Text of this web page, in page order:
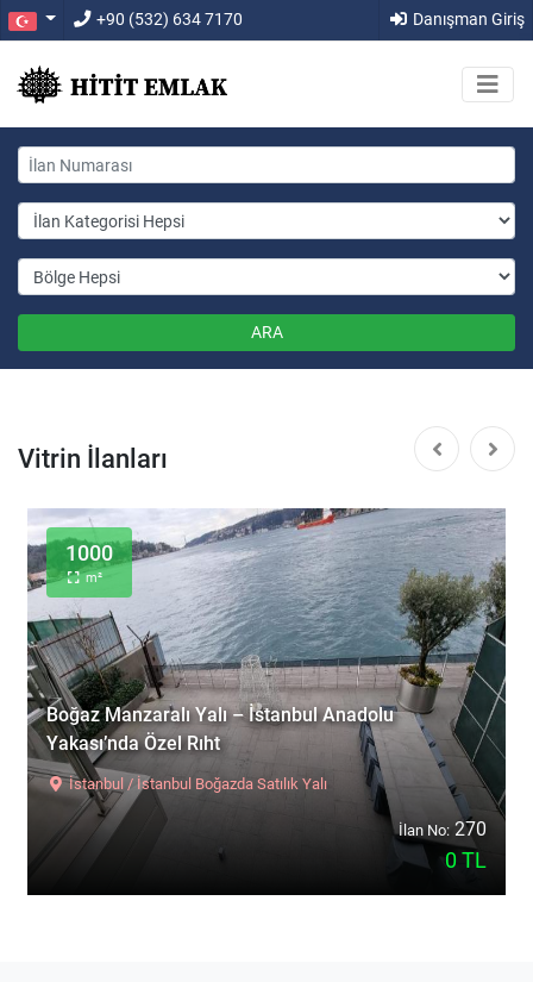
+90 (532) 634 7170 Danışman Giriş
ARA
Vitrin İlanları
1000
m²
Boğaz Manzaralı Yalı – İstanbul Anadolu
Yakası’nda Özel Rıht
İstanbul / İstanbul Boğazda Satılık Yalı
İlan No: 270
0 TL